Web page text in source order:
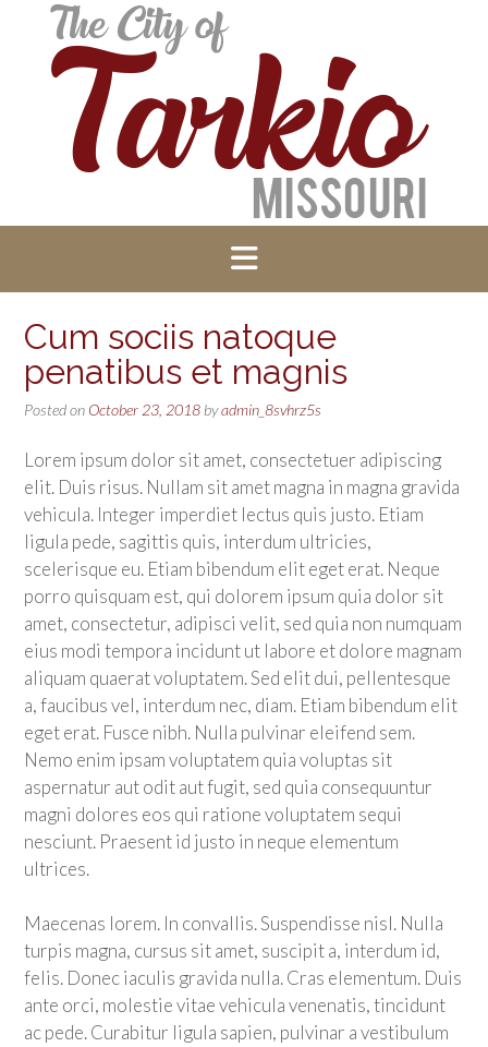
Cum sociis natoque
penatibus et magnis
Posted on October 23, 2018 byadmin_8svhrz5s
Lorem ipsum dolor sit amet, consectetuer adipiscing
elit. Duis risus. Nullam sit amet magna in magna gravida
vehicula. Integer imperdiet lectus quis justo. Etiam
ligula pede, sagittis quis, interdum ultricies,
scelerisque eu. Etiam bibendum elit eget erat. Neque
porro quisquam est, qui dolorem ipsum quia dolor sit
amet, consectetur, adipisci velit, sed quia non numquam
eius modi tempora incidunt ut labore et dolore magnam
aliquam quaerat voluptatem. Sed elit dui, pellentesque
a, faucibus vel, interdum nec, diam. Etiam bibendum elit
eget erat. Fusce nibh. Nulla pulvinar eleifend sem.
Nemo enim ipsam voluptatem quia voluptas sit
aspernatur aut odit aut fugit, sed quia consequuntur
magni dolores eos qui ratione voluptatem sequi
nesciunt. Praesent id justo in neque elementum
ultrices.
Maecenas lorem. In convallis. Suspendisse nisl. Nulla
turpis magna, cursus sit amet, suscipit a, interdum id,
felis. Donec iaculis gravida nulla. Cras elementum. Duis
ante orci, molestie vitae vehicula venenatis, tincidunt
ac pede. Curabitur ligula sapien, pulvinar a vestibulum